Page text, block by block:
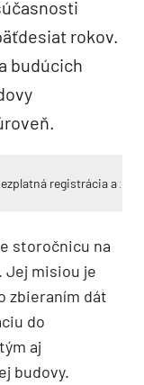
rokov.
budúcich
registrácia a
storočnicu na
Jej misiou je
zbieraním dát
do
aj
budovy.